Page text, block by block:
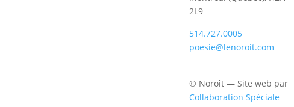
2L9
514.727.0005
poesie@lenoroit.com
© Noroît — Site web par
Collaboration Spéciale